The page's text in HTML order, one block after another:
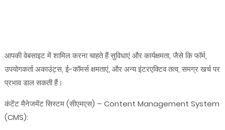
आपकी वेबसाइट में शामिल करना चाहते हैं सुविधाएं और कार्यक्षमता, जैसे कि फॉर्म,
उपयोगकर्ता अकाउंट्स, ई-कॉमर्स क्षमताएं, और अन्य इंटरएक्टिव तत्व, समग्र खर्च पर
प्रभाव डाल सकती हैं।
कंटेंट मैनेजमेंट सिस्टम (सीएमएस) – Content Management System
(CMS):